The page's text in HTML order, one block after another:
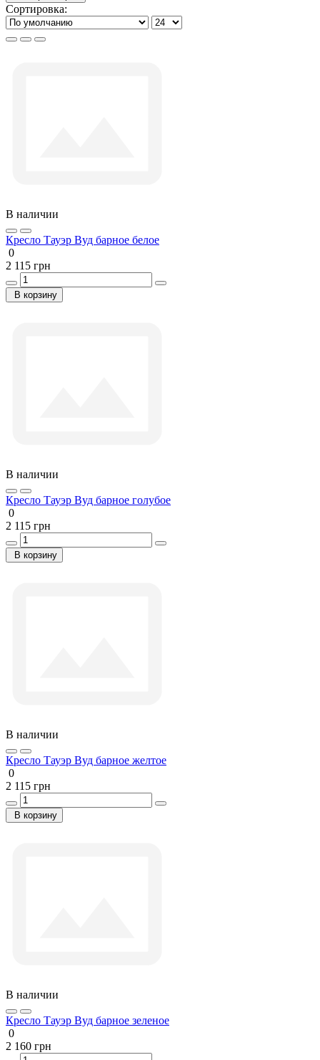
Сортировка:
В наличии
Кресло Тауэр Вуд барное белое
0
2 115 грн
В корзину
В наличии
Кресло Тауэр Вуд барное голубое
0
2 115 грн
В корзину
В наличии
Кресло Тауэр Вуд барное желтое
0
2 115 грн
В корзину
В наличии
Кресло Тауэр Вуд барное зеленое
0
2 160 грн